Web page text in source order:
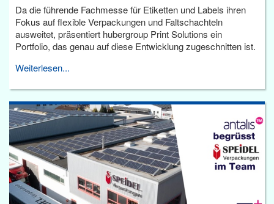
Da die führende Fachmesse für Etiketten und Labels ihren
Fokus auf flexible Verpackungen und Faltschachteln
ausweitet, präsentiert hubergroup Print Solutions ein
Portfolio, das genau auf diese Entwicklung zugeschnitten ist.
Weiterlesen...